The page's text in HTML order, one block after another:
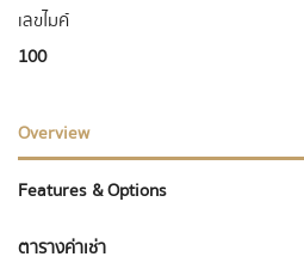
เลขไมค์
100
Overview
Features & Options
ตารางค่าเช่า